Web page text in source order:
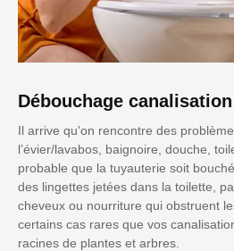
Débouchage canalisation
Il arrive qu'on rencontre des
l’évier/lavabos, baignoire, douche,
probable que la tuyauterie soit
des lingettes jetées dans la toilette,
cheveux ou nourriture qui obstruent
certains cas rares que vos
racines de plantes et arbres.